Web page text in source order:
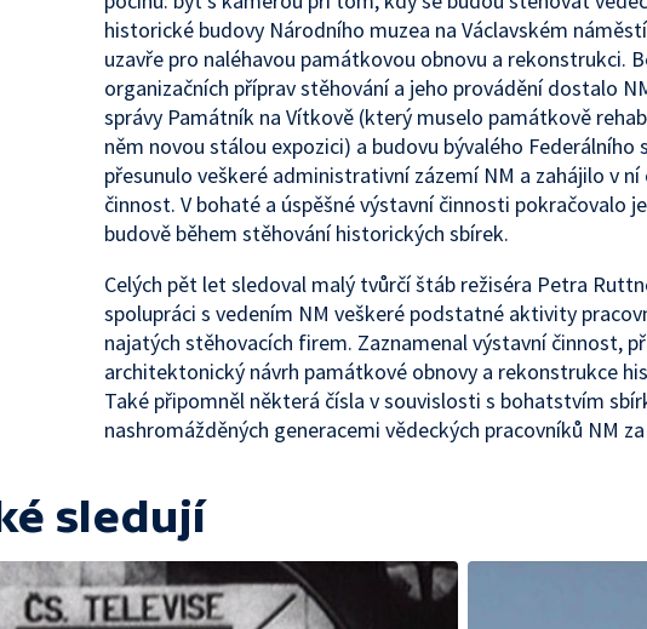
historické budovy Národního muzea na Václavském
uzavře pro naléhavou památkovou obnovu a rekonstrukci.
organizačních příprav stěhování a jeho provádění dostalo
správy Památník na Vítkově (který muselo památkově
něm novou stálou expozici) a budovu bývalého Federálního
přesunulo veškeré administrativní zázemí NM a zahájilo v
činnost. V bohaté a úspěšné výstavní činnosti pokračovalo
budově během stěhování historických sbírek.
Celých pět let sledoval malý tvůrčí štáb režiséra Petra
spolupráci s vedením NM veškeré podstatné aktivity
najatých stěhovacích firem. Zaznamenal výstavní činnost,
architektonický návrh památkové obnovy a rekonstrukce
Také připomněl některá čísla v souvislosti s bohatstvím
nashromážděných generacemi vědeckých pracovníků NM
sledují